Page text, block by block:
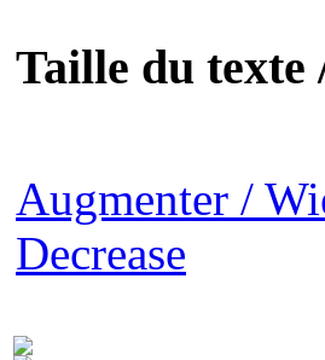
Taille du texte
Augmenter /
Decrease